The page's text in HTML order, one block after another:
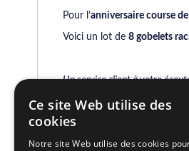
galleryPour l’anniversaire course
Voici un lot de 8 gobelets
Un service client à votre
Par mail ou par téléphone,
Ce site Web utilise des
cookies
Notre site Web utilise des cookies